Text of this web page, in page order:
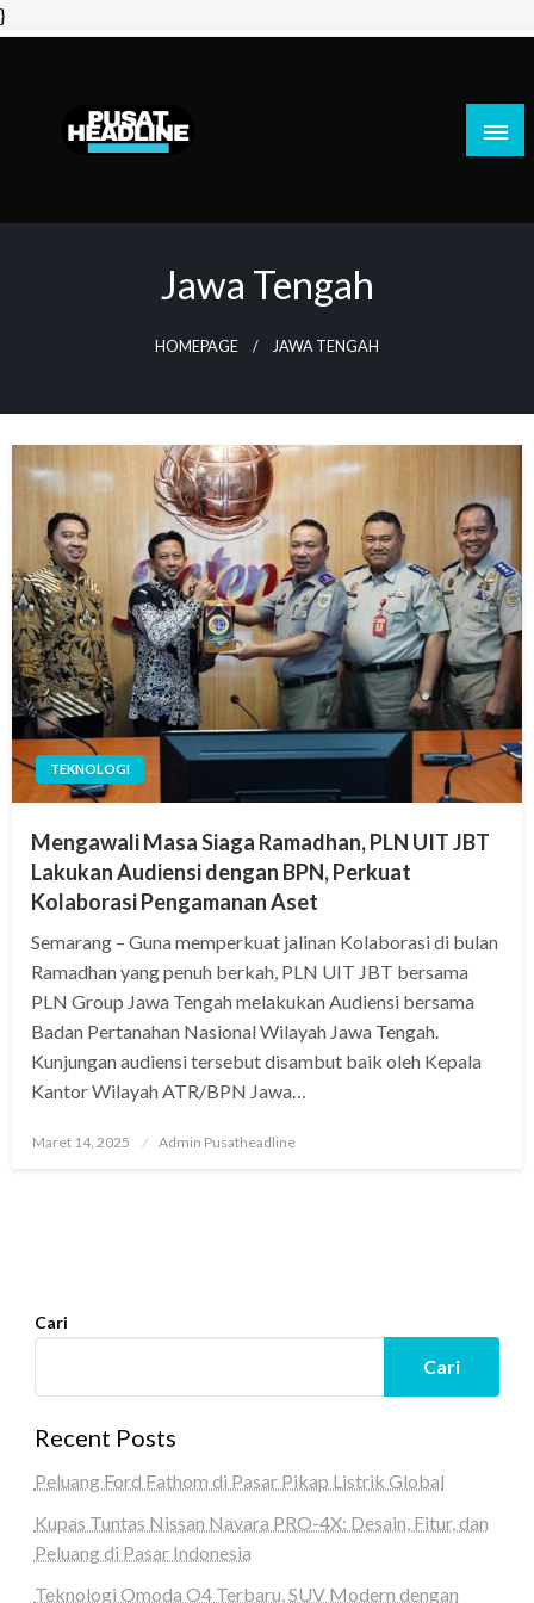
}Skip
to
Jawa Tengah
HOMEPAGE JAWA TENGAH
TEKNOLOGI
Mengawali Masa Siaga Ramadhan, PLN UIT JBT
Lakukan Audiensi dengan BPN, Perkuat
Kolaborasi Pengamanan Aset
Semarang – Guna memperkuat jalinan Kolaborasi di bulan
Ramadhan yang penuh berkah, PLN UIT JBT bersama
PLN Group Jawa Tengah melakukan Audiensi bersama
Badan Pertanahan Nasional Wilayah Jawa Tengah.
Kunjungan audiensi tersebut disambut baik oleh Kepala
Kantor Wilayah ATR/BPN Jawa…
Posted
Maret 14, 2025 Admin Pusatheadline
Cari
Cari
Recent Posts
Peluang Ford Fathom di Pasar Pikap Listrik Global
Kupas Tuntas Nissan Navara PRO-4X: Desain, Fitur, dan
Peluang di Pasar Indonesia
Teknologi Omoda O4 Terbaru, SUV Modern dengan